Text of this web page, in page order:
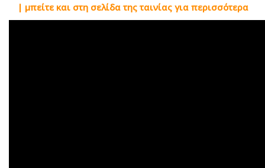
| μπείτε και στη σελίδα της ταινίας για περισσότερα